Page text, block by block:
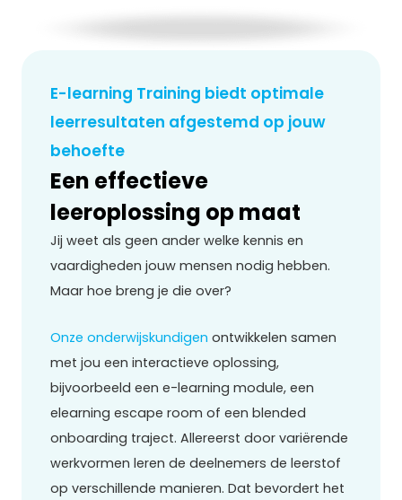
E-learning Training biedt optimale
leerresultaten afgestemd op jouw
behoefte
Een effectieve
leeroplossing op maat
Jij weet als geen ander welke kennis en
vaardigheden jouw mensen nodig hebben.
Maar hoe breng je die over?
Onze onderwijskundigen ontwikkelen samen
met jou een interactieve oplossing,
bijvoorbeeld een e-learning module, een
elearning escape room of een blended
onboarding traject. Allereerst door variërende
werkvormen leren de deelnemers de leerstof
op verschillende manieren. Dat bevordert het